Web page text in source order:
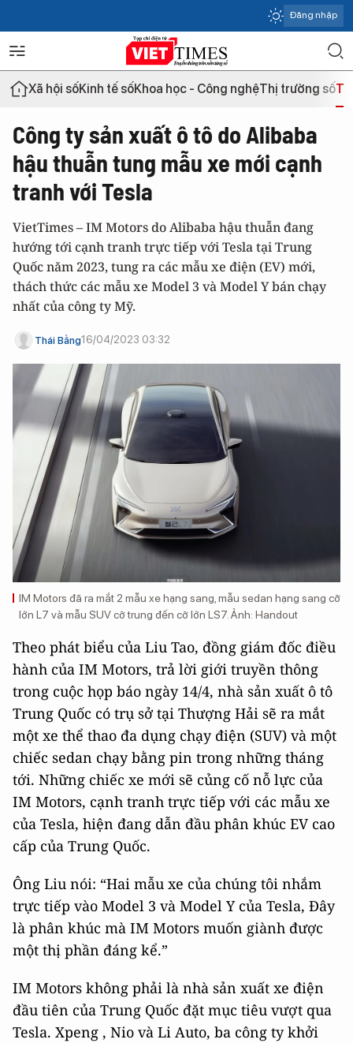
Đăng nhập
Xã hội sốKinh tế sốKhoa học - Công nghệThị trường số
Công ty sản xuất ô tô do Alibaba
hậu thuẫn tung mẫu xe mới cạnh
tranh với Tesla
VietTimes – IM Motors do Alibaba hậu thuẫn đang
hướng tới cạnh tranh trực tiếp với Tesla tại Trung
Quốc năm 2023, tung ra các mẫu xe điện (EV) mới,
thách thức các mẫu xe Model 3 và Model Y bán chạy
nhất của công ty Mỹ.
Thái Bằng16/04/2023 03:32
IM Motors đã ra mắt 2 mẫu xe hạng sang, mẫu sedan hạng sang cỡ
lớn L7 và mẫu SUV cỡ trung đến cỡ lớn LS7. Ảnh: Handout
Theo phát biểu của Liu Tao, đồng giám đốc điều
hành của IM Motors, trả lời giới truyền thông
trong cuộc họp báo ngày 14/4, nhà sản xuất ô tô
Trung Quốc có trụ sở tại Thượng Hải sẽ ra mắt
một xe thể thao đa dụng chạy điện (SUV) và một
chiếc sedan chạy bằng pin trong những tháng
tới. Những chiếc xe mới sẽ củng cố nỗ lực của
IM Motors, cạnh tranh trực tiếp với các mẫu xe
của Tesla, hiện đang dẫn đầu phân khúc EV cao
cấp của Trung Quốc.
Ông Liu nói: “Hai mẫu xe của chúng tôi nhắm
trực tiếp vào Model 3 và Model Y của Tesla, Đây
là phân khúc mà IM Motors muốn giành được
một thị phần đáng kể.”
IM Motors không phải là nhà sản xuất xe điện
đầu tiên của Trung Quốc đặt mục tiêu vượt qua
Tesla. Xpeng , Nio và Li Auto, ba công ty khởi